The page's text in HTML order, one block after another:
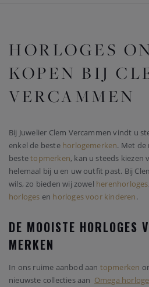
HORLOGES
KOPEN BIJ
VERCAMMEN
Bij Juwelier Clem Vercammen vindt u
enkel de beste horlogemerken. Met de
bestetopmerken, kan u steeds kiezen
helemaal bij u en uw outfit past. Bij
wils, zo bieden wij zowel herenhorloges
horloges en horloges voor kinderen.
DE MOOISTE HORLOGES
MERKEN
In ons ruime aanbod aan topmerken
nieuwste collecties aan Omega